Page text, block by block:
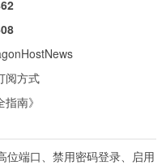
阅方式
南》
位端口、禁用密码登录、启用